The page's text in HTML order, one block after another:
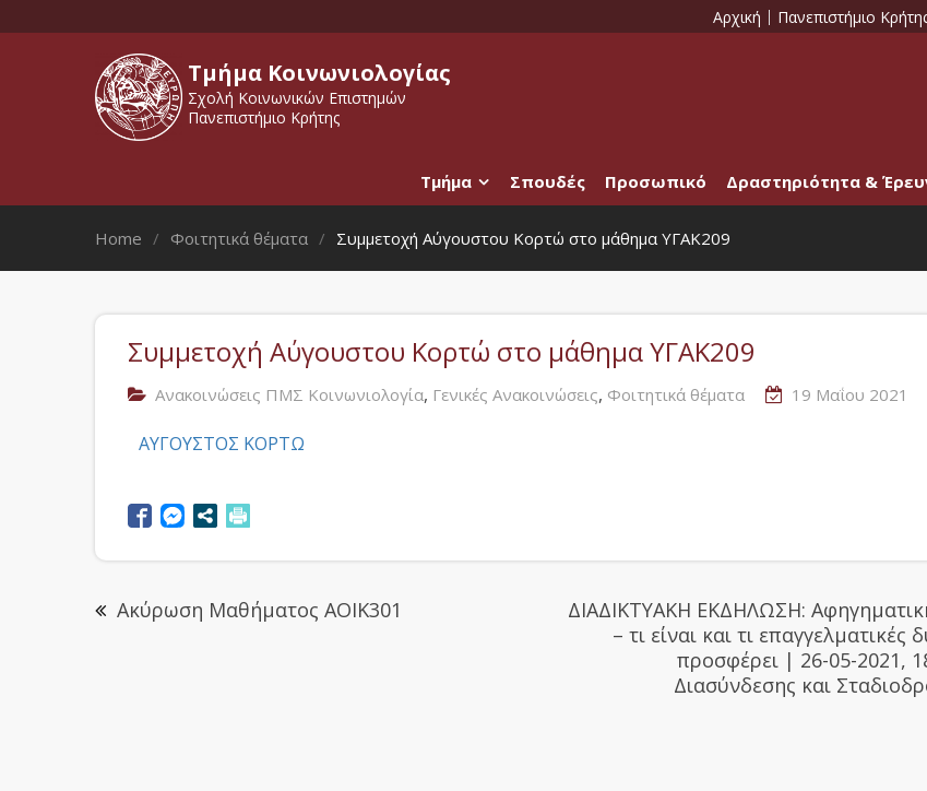
Αρχική Πανεπιστήμιο
Τμήμα Κοινωνιολογίας
Σχολή Κοινωνικών Επιστημών
Πανεπιστήμιο Κρήτης
Τμήμα Σπουδές Προσωπικό Δραστηριότητα &
Home Φοιτητικά θέματα Συμμετοχή Αύγουστου Κορτώ στο μάθημα ΥΓΑΚ209
Συμμετοχή Αύγουστου Κορτώ στο μάθημα ΥΓΑΚ209
Ανακοινώσεις ΠΜΣ Κοινωνιολογία, Γενικές Ανακοινώσεις, Φοιτητικά θέματα 19 Μαΐου 2021
ΑΥΓΟΥΣΤΟΣ ΚΟΡΤΩ
Ακύρωση Μαθήματος ΑΟΙΚ301
ΔΙΑΔΙΚΤΥΑΚΗ ΕΚΔΗΛΩΣΗ:
– τι είναι και τι επαγγελματικές
προσφέρει | 26-05-2021,
Διασύνδεσης και